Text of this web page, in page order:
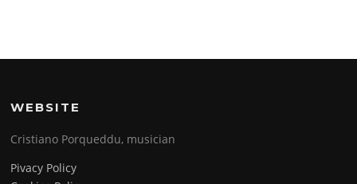
WEBSITE
Cristiano Porqueddu, musician
Pivacy Policy